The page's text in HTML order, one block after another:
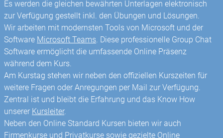
Es werden die gleichen bewährten Unterlagen elektronisch
zur Verfügung gestellt inkl. den Übungen und Lösungen.
Wir arbeiten mit modernsten Tools von Microsoft und der
Software Microsoft Teams. Diese professionelle Group Chat
Software ermöglicht die umfassende Online Präsenz
während dem Kurs.
Am Kurstag stehen wir neben den offiziellen Kurszeiten für
weitere Fragen oder Anregungen per Mail zur Verfügung.
Zentral ist und bleibt die Erfahrung und das Know How
unserer Kursleiter.
Neben den Online Standard Kursen bieten wir auch
Firmenkurse und Privatkurse sowie gezielte Online